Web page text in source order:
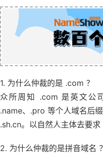
1. 为什么仲裁的是 .com ？
众所周知 .com 是英文公
.name、.pro 等个人域名后
.sh.cn。以自然人主体去要
2. 为什么仲裁的是拼音域名 ？